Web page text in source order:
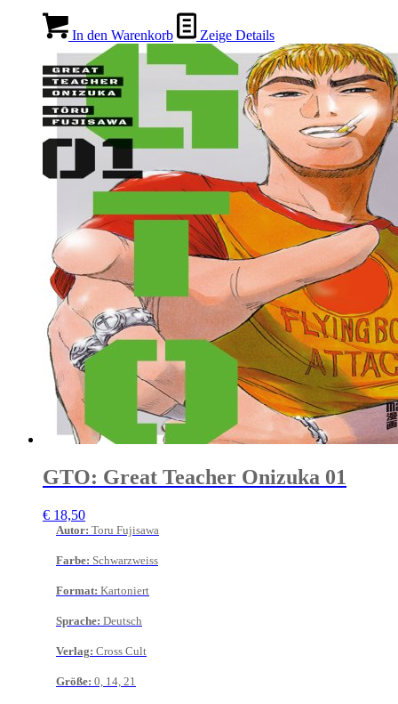
In den Warenkorb Zeige Details
GTO: Great Teacher Onizuka 01
€ 18,50
Autor: Toru Fujisawa
Farbe: Schwarzweiss
Format: Kartoniert
Sprache: Deutsch
Verlag: Cross Cult
Größe: 0, 14, 21